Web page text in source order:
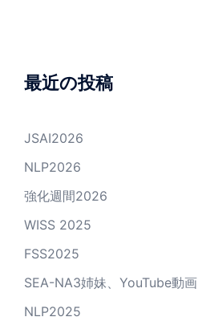
最近の投稿
JSAI2026
NLP2026
強化週間2026
WISS 2025
FSS2025
SEA-NA3姉妹、YouTube動画
NLP2025